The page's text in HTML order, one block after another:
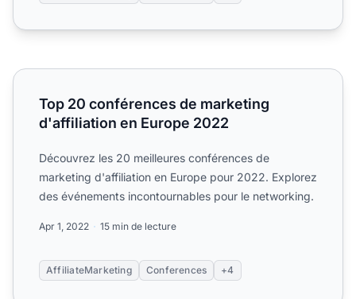
Top 20 conférences de marketing d'affiliation en Europe
Top 20 conférences de marketing
d'affiliation en Europe 2022
Découvrez les 20 meilleures conférences de
marketing d'affiliation en Europe pour 2022. Explorez
des événements incontournables pour le networking.
Apr 1, 2022 15 min de lecture
AffiliateMarketing Conferences +4